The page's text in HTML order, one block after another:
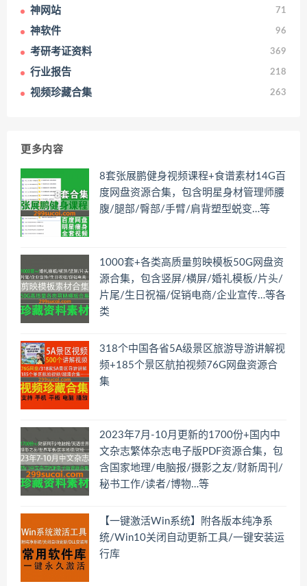
神网站 71
神软件 96
考研考证资料 369
行业报告 218
视频珍藏合集 263
更多内容
8套张展鹏健身视频课程+食谱素材14G百
度网盘资源合集，包含明星身材管理师腰
腹/腿部/臀部/手臂/肩背塑型蜕变…等
1000套+各类高质量剪映模板50G网盘资
源合集，包含竖屏/横屏/婚礼模板/片头/
片尾/生日祝福/促销电商/企业宣传…等各
类
318个中国各省5A级景区旅游导游讲解视
频+185个景区航拍视频76G网盘资源合
集
2023年7月-10月更新的1700份+国内中
文杂志繁体杂志电子版PDF资源合集，包
含国家地理/电脑报/摄影之友/财新周刊/
秘书工作/读者/博物…等
【一键激活Win系统】附各版本纯净系
统/Win10关闭自动更新工具/一键安装运
行库